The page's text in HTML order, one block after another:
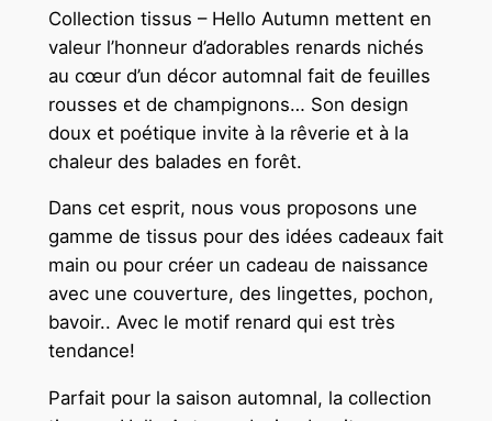
l
o
A
u
t
u
n
-
2
5
c
m
Collection tissus – Hello Autumn mettent en
valeur l’honneur d’adorables renards nichés
au cœur d’un décor automnal fait de feuilles
rousses et de champignons… Son design
doux et poétique invite à la rêverie et à la
chaleur des balades en forêt.
Dans cet esprit, nous vous proposons une
gamme de tissus pour des idées cadeaux fait
main ou pour créer un cadeau de naissance
avec une couverture, des lingettes, pochon,
bavoir.. Avec le motif renard qui est très
tendance!
Parfait pour la saison automnal, la collection